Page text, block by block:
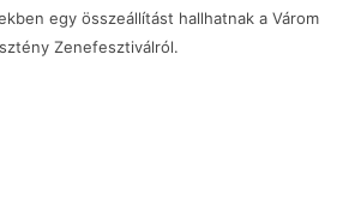
egy összeállítást hallhatnak a Várom
Zenefesztiválról.